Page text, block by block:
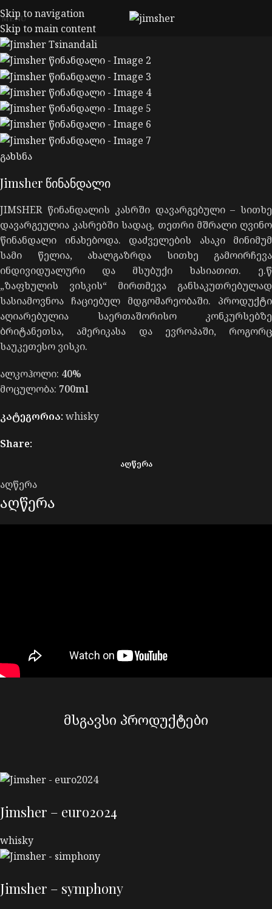
Skip to navigation
Skip to main content
MENU
გახსნა
Jimsher წინანდალი
JIMSHER წინანდალის კასრში დავარგებული – სითხე
დავარგეულია კასრებში სადაც, თეთრი მშრალი ღვინო
წინანდალი ინახებოდა. დაძველების ასაკი მინიმუმ
სამი წელია, ახალგაზრდა სითხე გამოირჩევა
ინდივიდუალური და მსუბუქი ხასიათით. ე.წ
„ზაფხულის ვისკის“ მირთმევა განსაკუთრებულად
სასიამოვნოა ჩაციებულ მდგომარეობაში. პროდუქტი
აღიარებულია საერთაშორისო კონკურსებზე
ბრიტანეთსა, ამერიკასა და ევროპაში, როგორც
საუკეთესო ვისკი.
ალკოჰოლი: 40%
მოცულობა: 700ml
კატეგორია: whisky
Share:
ᲐᲦᲬᲔᲠᲐ
აღწერა
აღწერა
მსგავსი პროდუქტები
Jimsher – euro2024
whisky
Jimsher – symphony